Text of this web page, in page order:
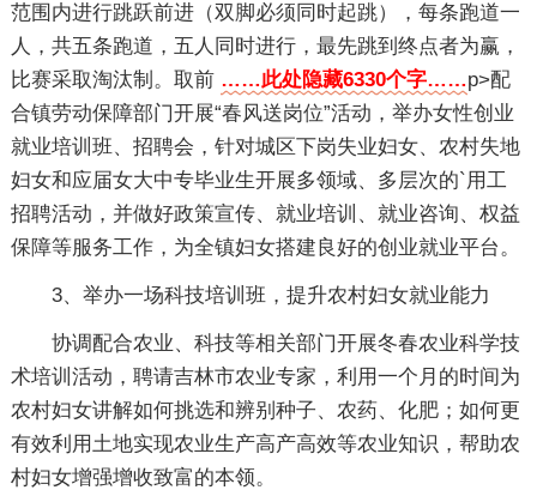
范围内进行跳跃前进（双脚必须同时起跳），每条跑道一
人，共五条跑道，五人同时进行，最先跳到终点者为赢，
比赛采取淘汰制。取前 ……此处隐藏6330个字……p>配
合镇劳动保障部门开展“春风送岗位”活动，举办女性创业
就业培训班、招聘会，针对城区下岗失业妇女、农村失地
妇女和应届女大中专毕业生开展多领域、多层次的`用工
招聘活动，并做好政策宣传、就业培训、就业咨询、权益
保障等服务工作，为全镇妇女搭建良好的创业就业平台。
3、举办一场科技培训班，提升农村妇女就业能力
协调配合农业、科技等相关部门开展冬春农业科学技
术培训活动，聘请吉林市农业专家，利用一个月的时间为
农村妇女讲解如何挑选和辨别种子、农药、化肥；如何更
有效利用土地实现农业生产高产高效等农业知识，帮助农
村妇女增强增收致富的本领。